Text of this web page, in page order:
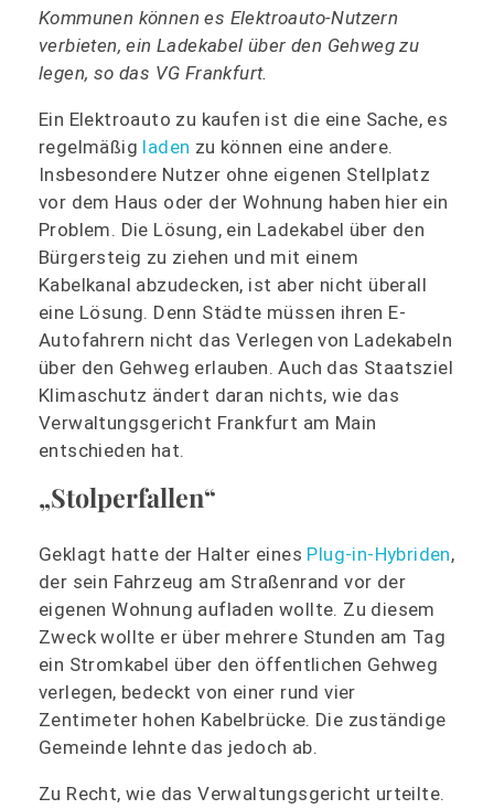
Kommunen können es Elektroauto-Nutzern
verbieten, ein Ladekabel über den Gehweg zu
legen, so das VG Frankfurt.
Ein Elektroauto zu kaufen ist die eine Sache, es
regelmäßig laden zu können eine andere.
Insbesondere Nutzer ohne eigenen Stellplatz
vor dem Haus oder der Wohnung haben hier ein
Problem. Die Lösung, ein Ladekabel über den
Bürgersteig zu ziehen und mit einem
Kabelkanal abzudecken, ist aber nicht überall
eine Lösung. Denn Städte müssen ihren E-
Autofahrern nicht das Verlegen von Ladekabeln
über den Gehweg erlauben. Auch das Staatsziel
Klimaschutz ändert daran nichts, wie das
Verwaltungsgericht Frankfurt am Main
entschieden hat.
„Stolperfallen“
Geklagt hatte der Halter eines Plug-in-Hybriden,
der sein Fahrzeug am Straßenrand vor der
eigenen Wohnung aufladen wollte. Zu diesem
Zweck wollte er über mehrere Stunden am Tag
ein Stromkabel über den öffentlichen Gehweg
verlegen, bedeckt von einer rund vier
Zentimeter hohen Kabelbrücke. Die zuständige
Gemeinde lehnte das jedoch ab.
Zu Recht, wie das Verwaltungsgericht urteilte.